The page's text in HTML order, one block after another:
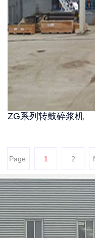
ZG系列转鼓碎浆机
Page: 1 2